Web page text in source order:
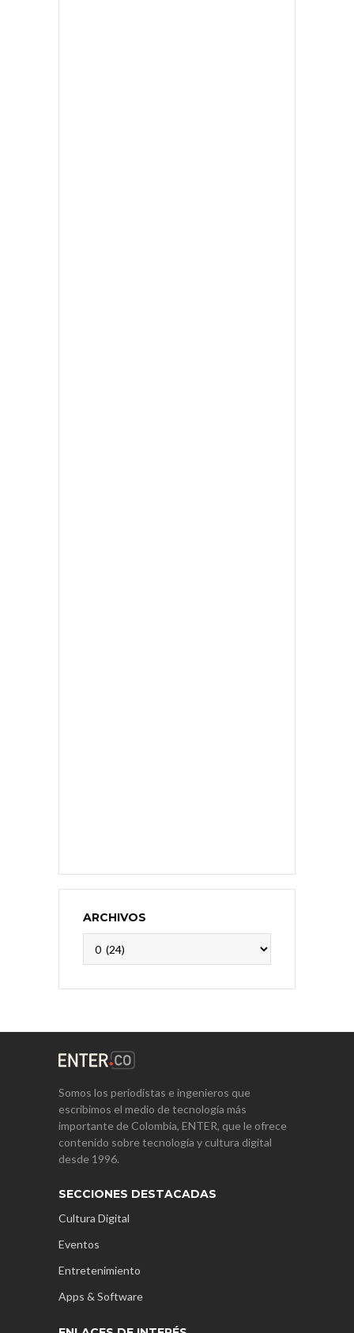
ARCHIVOS
Somos los periodistas e ingenieros que
escribimos el medio de tecnología más
importante de Colombia, ENTER, que le ofrece
contenido sobre tecnología y cultura digital
desde 1996.
SECCIONES DESTACADAS
Cultura Digital
Eventos
Entretenimiento
Apps & Software